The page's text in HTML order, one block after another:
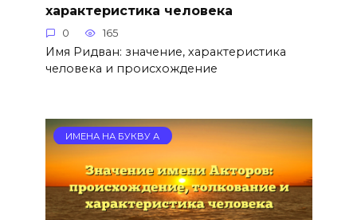
характеристика человека
0 165
Имя Ридван: значение, характеристика
человека и происхождение
ИМЕНА НА БУКВУ А